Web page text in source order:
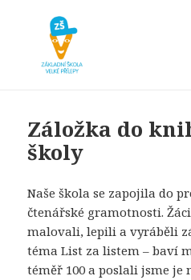
Záložka do
školy
Naše škola se zapojila do
čtenářské gramotnosti.
malovali, lepili a vyráběli
téma List za listem – baví
téměř 100 a poslali jsme je